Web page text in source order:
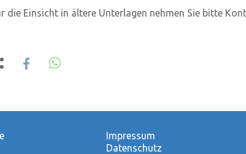
die Einsicht in ältere Unterlagen nehmen Sie bitte
Impressum
Datenschutz